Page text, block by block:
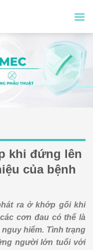
khi đứng lên
của bệnh
ra ở khớp gối khi
cơn đau có thể là
hiểm. Tình trạng
người lớn tuổi với